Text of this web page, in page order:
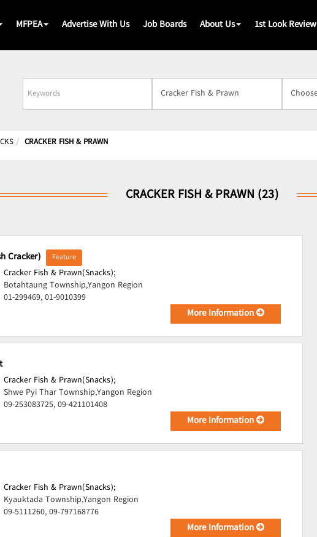
MFPEA Advertise With Us Job Boards About Us 1st Look Review
Business
Name
CRACKER FISH & PRAWN
CRACKER FISH & PRAWN (23)
Cracker) Feature
Cracker Fish & Prawn(Snacks);
Botahtaung Township,Yangon Region
01-299469, 01-9010399
More Information
Cracker Fish & Prawn(Snacks);
Shwe Pyi Thar Township,Yangon Region
09-253083725, 09-421101408
More Information
Cracker Fish & Prawn(Snacks);
Kyauktada Township,Yangon Region
09-5111260, 09-797168776
More Information